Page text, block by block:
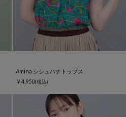
Amina シシュハナトップス
￥4,950(税込)